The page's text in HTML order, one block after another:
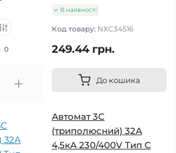
0
В наявності
Код товару: NXC34516
249.44 грн.
До кошика
Автомат 3C
(триполюсний) 32А
4,5кА 230/400V Тип C